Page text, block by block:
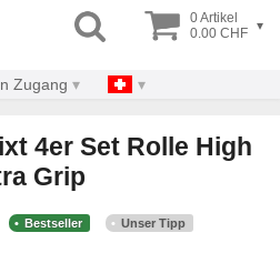
0 Artikel
0.00 CHF ▾
Zugang
4er Set Rolle High
Grip
Bestseller Unser Tipp